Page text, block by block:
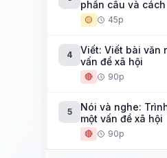
phần câu và
🟡 45p
4
Viết: Viết bài văn
vấn đề xã hội
🔴 90p
5
Nói và nghe:
một vấn đề xã hội
🔴 90p